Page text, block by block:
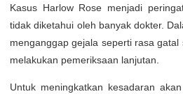
Kasus Harlow Rose menjadi
tidak diketahui oleh banyak dokter.
menganggap gejala seperti rasa
melakukan pemeriksaan lanjutan.
Untuk meningkatkan kesadaran